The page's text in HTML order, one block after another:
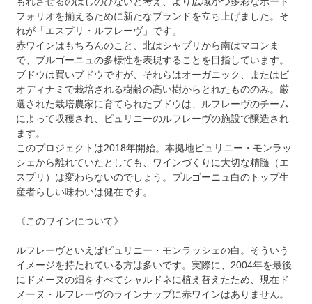
フォリオを揃えるために新たなブランドを立ち上げました。そ
れが「エスプリ・ルフレーヴ」です。
赤ワインはもちろんのこと、北はシャブリから南はマコンま
で、ブルゴーニュの多様性を表現することを目指しています。
ブドウは買いブドウですが、それらはオーガニック、またはビ
オディナミで栽培される樹齢の高い樹からとれたもののみ。厳
選された栽培農家に育てられたブドウは、ルフレーヴのチーム
によって収穫され、ピュリニーのルフレーヴの施設で醸造され
ます。
このプロジェクトは2018年開始。本拠地ピュリニー・モンラッ
シェから離れていたとしても、ワインづくりに大切な精髄（エ
スプリ）は変わらないのでしょう。ブルゴーニュ白のトップ生
産者らしい味わいは健在です。
《このワインについて》
ルフレーヴといえばピュリニー・モンラッシェの白。そういう
イメージを持たれている方は多いです。実際に、2004年を最後
にドメーヌの畑をすべてシャルドネに植え替えたため、現在ド
メーヌ・ルフレーヴのラインナップに赤ワインはありません。